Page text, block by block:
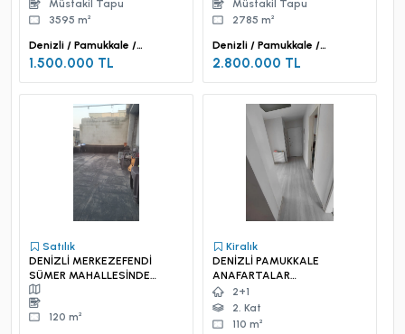
Müstakil Tapu
3595 m²
Denizli / Pamukkale /
Güzelpınar Mah.
1.500.000 TL
Müstakil Tapu
2785 m²
Denizli / Pamukkale /
Güzelpınar Mah.
2.800.000 TL
Satılık
DENİZLİ MERKEZEFENDİ
SÜMER MAHALLESİNDE
SATILIK MÜSTAKİL BİNA
120 m²
Kiralık
DENİZLİ PAMUKKALE
ANAFARTALAR
MAHALLESİNDE KİRALIK
DAİRE
2+1
2. Kat
110 m²